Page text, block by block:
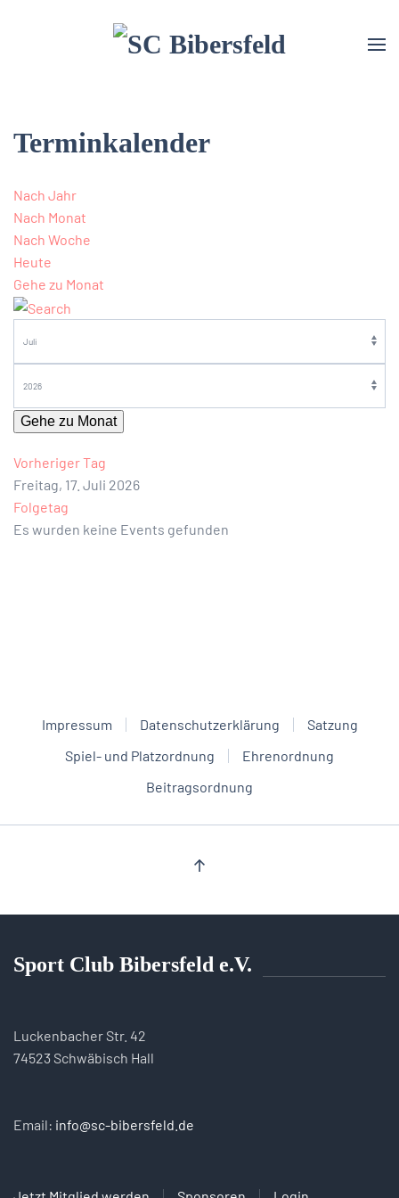
Terminkalender
Nach Jahr
Nach Monat
Nach Woche
Heute
Gehe zu Monat
Gehe zu Monat
Vorheriger Tag
Freitag, 17. Juli 2026
Folgetag
Es wurden keine Events gefunden
Impressum Datenschutzerklärung
Satzung
Spiel- und Platzordnung
Ehrenordnung
Beitragsordnung
Sport Club Bibersfeld e.V.
Luckenbacher Str. 42
74523 Schwäbisch Hall
Email: info@sc-bibersfeld.de